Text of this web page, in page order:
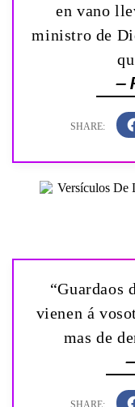
en vano
ministro de
—
“Guardaos
vienen á
mas de